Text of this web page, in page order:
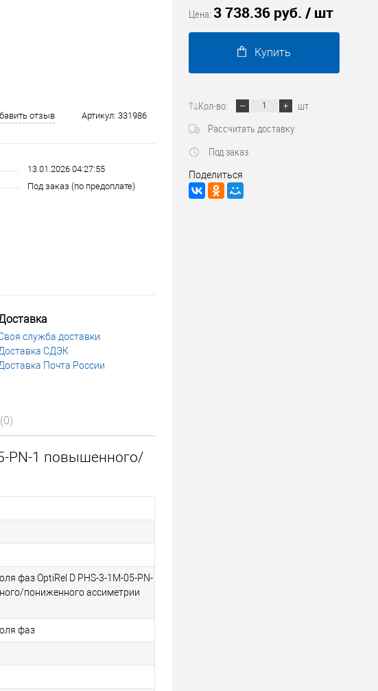
Трубопроводные системы
отзыв Артикул: 331986
13.01.2026 04:27:55
Под заказ (по предоплате)
служба доставки
СДЭК
Почта России
PN-1 повышенного/
фаз OptiRel D PHS-3-1M-05-PN-
пониженного ассиметрии
фаз
Цена: 3 738.36 руб. / шт
Купить
Кол-во:
шт
Рассчитать доставку
Под заказ
Поделиться